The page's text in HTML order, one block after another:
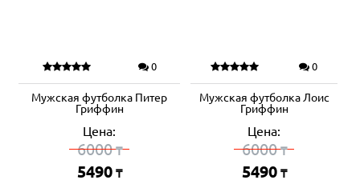
0
Мужская футболка Питер
Гриффин
Цена:
6000₸
5490 ₸
0
Мужская футболка Лоис
Гриффин
Цена:
6000₸
5490 ₸